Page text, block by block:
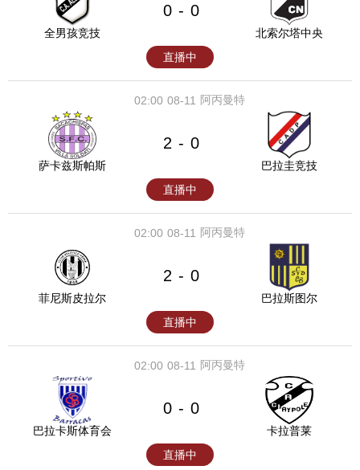
全男孩竞技
0 - 0
北索尔塔中央
直播中
08-11
02:00 阿丙曼特
萨卡兹斯帕斯
2 - 0
巴拉圭竞技
直播中
08-11
02:00 阿丙曼特
菲尼斯皮拉尔
2 - 0
巴拉斯图尔
直播中
08-11
02:00 阿丙曼特
巴拉卡斯体育会
0 - 0
卡拉普莱
直播中